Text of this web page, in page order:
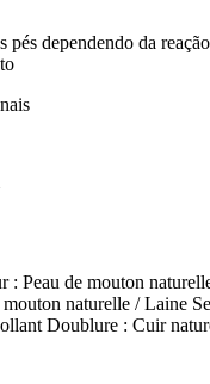
pés dependendo da
: Peau de mouton
mouton naturelle / Laine
Doublure : Cuir